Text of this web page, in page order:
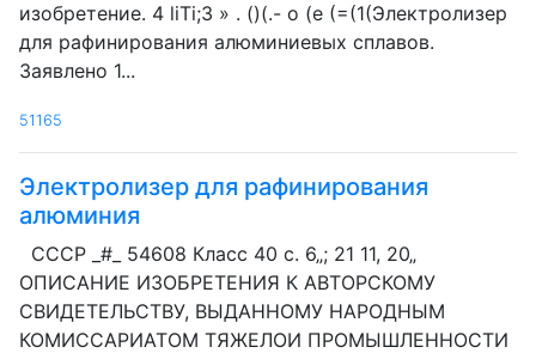
изобретение. 4 liTi;3 » . ()(.- о (е (=(1(Электролизер
для рафинирования алюминиевых сплавов.
Заявлено 1...
51165
Электролизер для рафинирования
алюминия
СССР _#_ 54608 Класс 40 с. 6„; 21 11, 20„
ОПИСАНИЕ ИЗОБРЕТЕНИЯ К АВТОРСКОМУ
СВИДЕТЕЛЬСТВУ, ВЫДАННОМУ НАРОДНЫМ
КОМИССАРИАТОМ ТЯЖЕЛОИ ПРОМЫШЛЕННОСТИ